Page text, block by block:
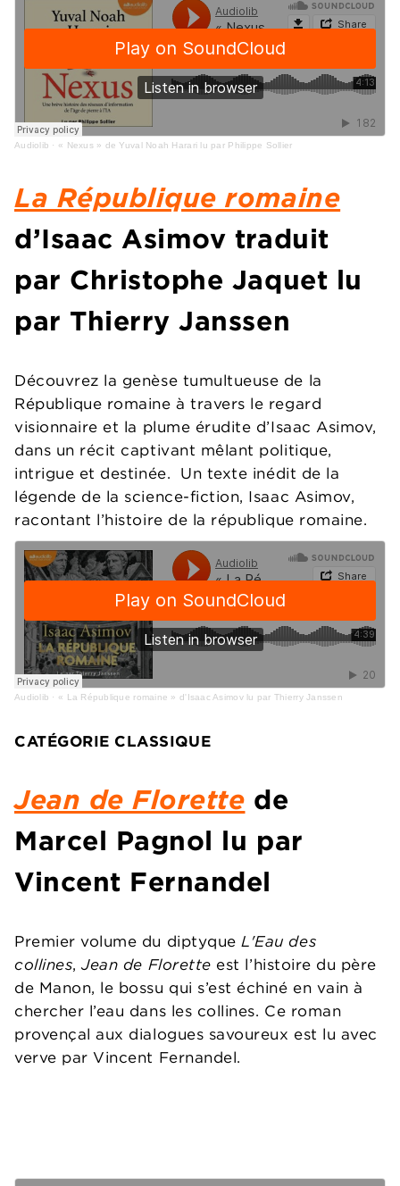
Audiolib · « Nexus » de Yuval Noah Harari lu par Philippe Sollier
La République romaine
d’Isaac Asimov traduit
par Christophe Jaquet lu
par Thierry Janssen
Découvrez la genèse tumultueuse de la
République romaine à travers le regard
visionnaire et la plume érudite d’Isaac Asimov,
dans un récit captivant mêlant politique,
intrigue et destinée. Un texte inédit de la
légende de la science-fiction, Isaac Asimov,
racontant l’histoire de la république romaine.
Audiolib · « La République romaine » d'Isaac Asimov lu par Thierry Janssen
CATÉGORIE CLASSIQUE
Jean de Florette de
Marcel Pagnol lu par
Vincent Fernandel
Premier volume du diptyqueL'Eau des
collines,Jean de Florette est l’histoire du père
de Manon, le bossu qui s’est échiné en vain à
chercher l’eau dans les collines. Ce roman
provençal aux dialogues savoureux est lu avec
verve par Vincent Fernandel.